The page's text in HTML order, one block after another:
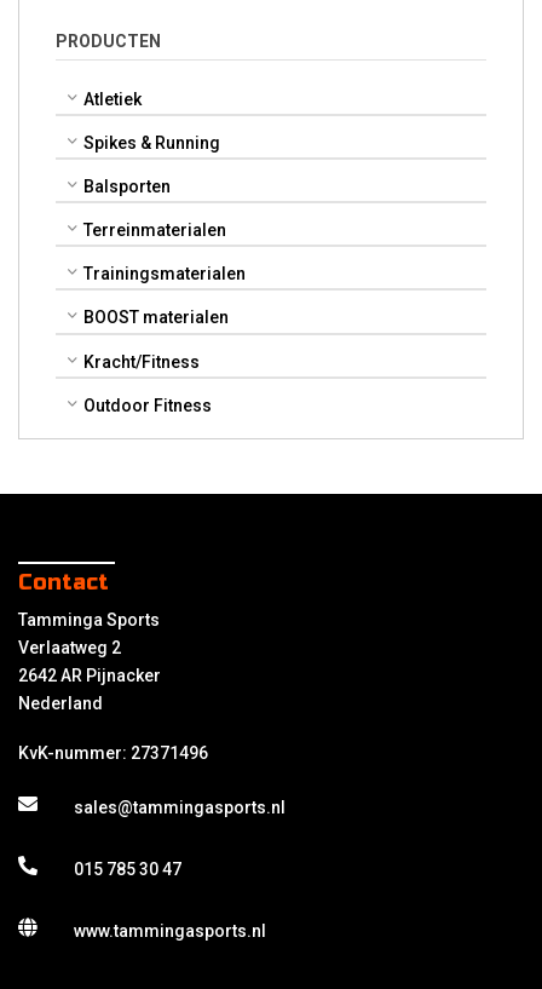
PRODUCTEN
Atletiek
Spikes & Running
Balsporten
Terreinmaterialen
Trainingsmaterialen
BOOST materialen
Kracht/Fitness
Outdoor Fitness
Contact
Tamminga Sports
Verlaatweg 2
2642 AR Pijnacker
Nederland
KvK-nummer: 27371496
sales@tammingasports.nl
015 785 30 47
www.tammingasports.nl